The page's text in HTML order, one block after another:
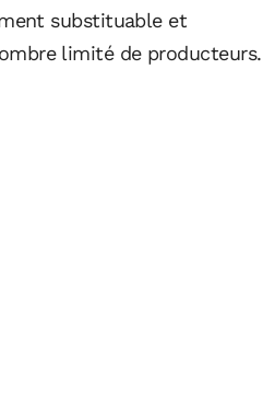
substituable et
limité de producteurs.